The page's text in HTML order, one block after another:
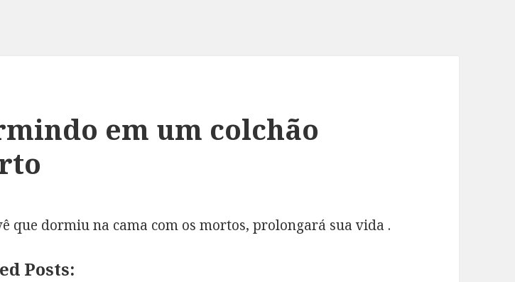
em um colchão
que dormiu na cama com os mortos, prolongará sua vida .
Posts: